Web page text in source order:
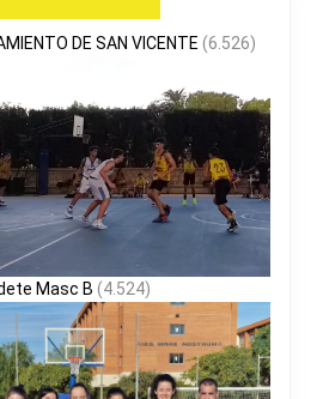
DE SAN VICENTE (6.526)
Masc B (4.524)